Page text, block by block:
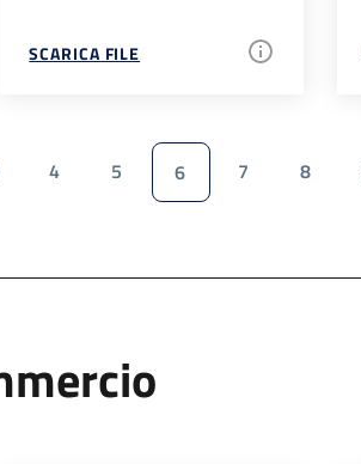
SCARICA FILE
4 5 6 7 8